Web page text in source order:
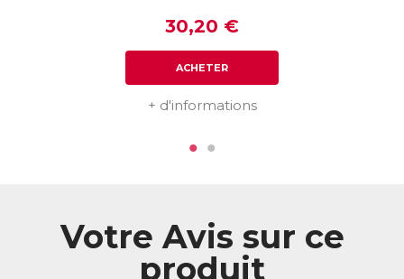
une dose 3 fois plus élevée d’Aronie !
La Vitamine C soutient également la formation de
30,20 €
ACHETER
+ d'informations
Votre Avis sur ce
produit